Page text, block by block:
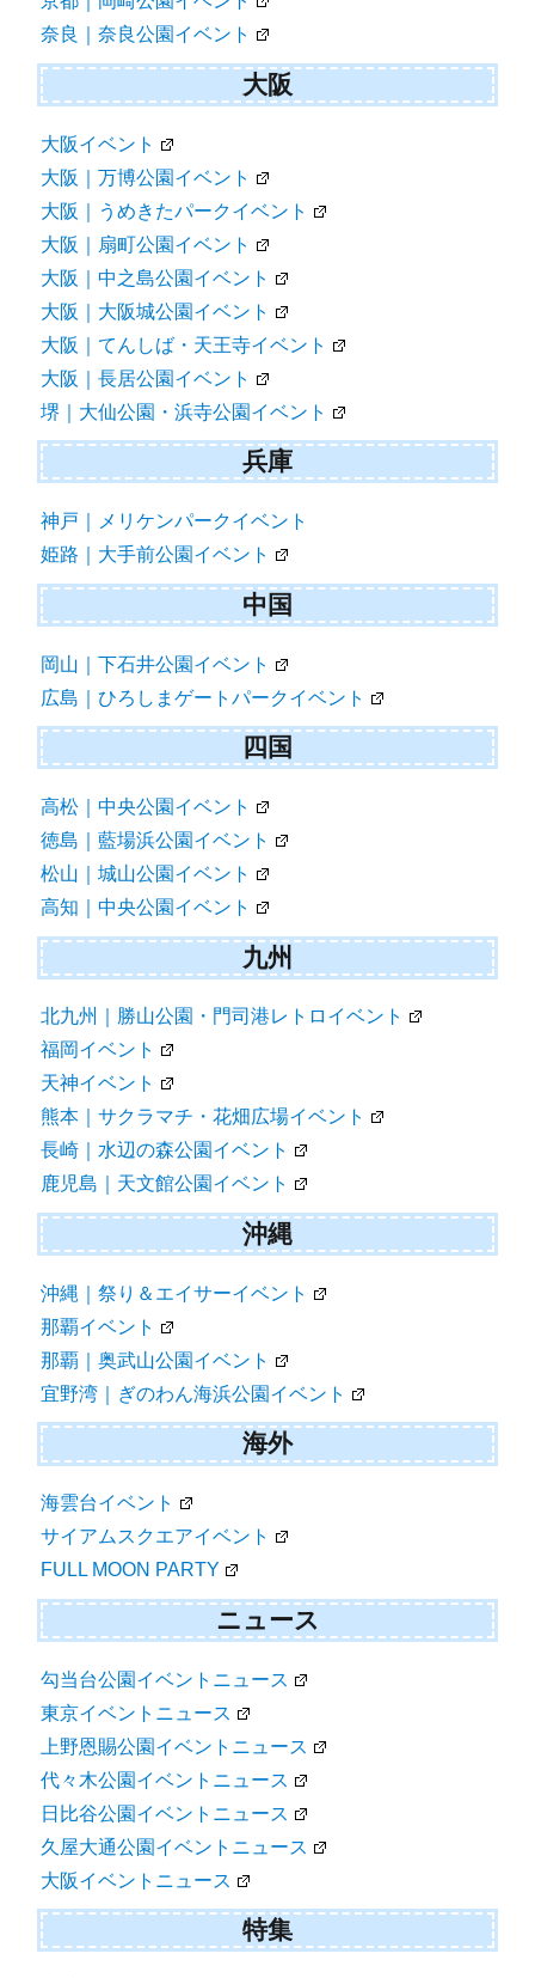
奈良｜奈良公園イベント
大阪
大阪イベント
大阪｜万博公園イベント
大阪｜うめきたパークイベント
大阪｜扇町公園イベント
大阪｜中之島公園イベント
大阪｜大阪城公園イベント
大阪｜てんしば・天王寺イベント
大阪｜長居公園イベント
堺｜大仙公園・浜寺公園イベント
兵庫
神戸｜メリケンパークイベント
姫路｜大手前公園イベント
中国
岡山｜下石井公園イベント
広島｜ひろしまゲートパークイベント
四国
高松｜中央公園イベント
徳島｜藍場浜公園イベント
松山｜城山公園イベント
高知｜中央公園イベント
九州
北九州｜勝山公園・門司港レトロイベント
福岡イベント
天神イベント
熊本｜サクラマチ・花畑広場イベント
長崎｜水辺の森公園イベント
鹿児島｜天文館公園イベント
沖縄
沖縄｜祭り＆エイサーイベント
那覇イベント
那覇｜奥武山公園イベント
宜野湾｜ぎのわん海浜公園イベント
海外
海雲台イベント
サイアムスクエアイベント
FULL MOON PARTY
ニュース
勾当台公園イベントニュース
東京イベントニュース
上野恩賜公園イベントニュース
代々木公園イベントニュース
日比谷公園イベントニュース
久屋大通公園イベントニュース
大阪イベントニュース
特集